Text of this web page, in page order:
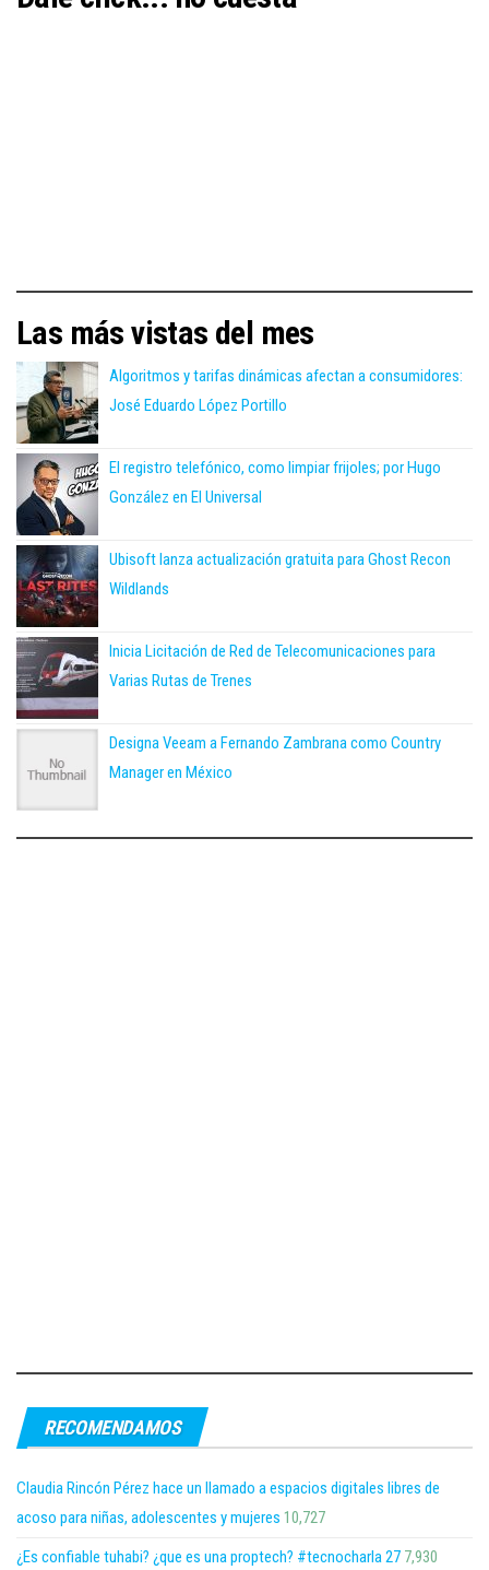
Las más vistas del mes
Algoritmos y tarifas dinámicas afectan a consumidores:
José Eduardo López Portillo
El registro telefónico, como limpiar frijoles; por Hugo
González en El Universal
Ubisoft lanza actualización gratuita para Ghost Recon
Wildlands
Inicia Licitación de Red de Telecomunicaciones para
Varias Rutas de Trenes
Designa Veeam a Fernando Zambrana como Country
Manager en México
RECOMENDAMOS
Claudia Rincón Pérez hace un llamado a espacios digitales libres de
acoso para niñas, adolescentes y mujeres 10,727
¿Es confiable tuhabi? ¿que es una proptech? #tecnocharla 27 7,930